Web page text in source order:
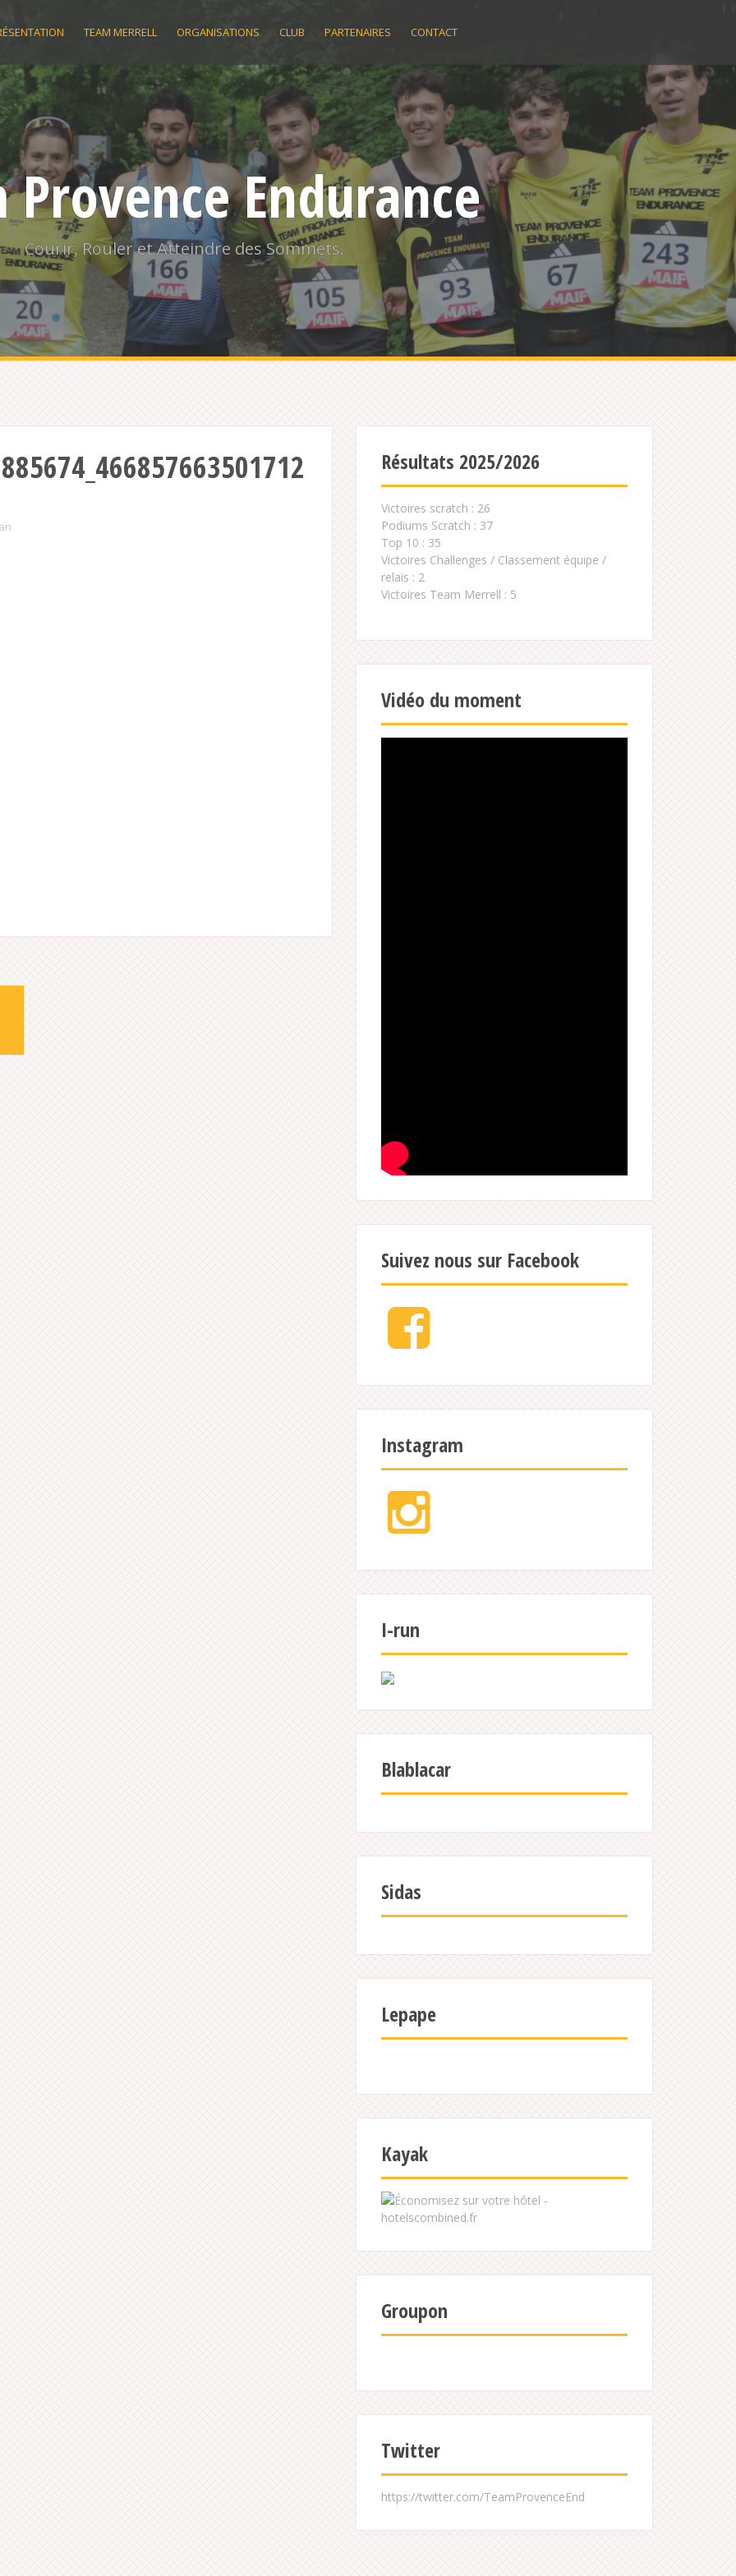
TEAM MERRELL ORGANISATIONS CLUB PARTENAIRES CONTACT
Provence Endurance
Courir, Rouler et Atteindre des Sommets.
Résultats 2025/2026
Victoires scratch : 26
Podiums Scratch : 37
Top 10 : 35
Victoires Challenges / Classement équipe /
relais : 2
Victoires Team Merrell : 5
Vidéo du moment
Suivez nous sur Facebook
Facebook
Instagram
Instagram
I-run
Blablacar
Sidas
Lepape
Kayak
Groupon
Twitter
https://twitter.com/TeamProvenceEnd